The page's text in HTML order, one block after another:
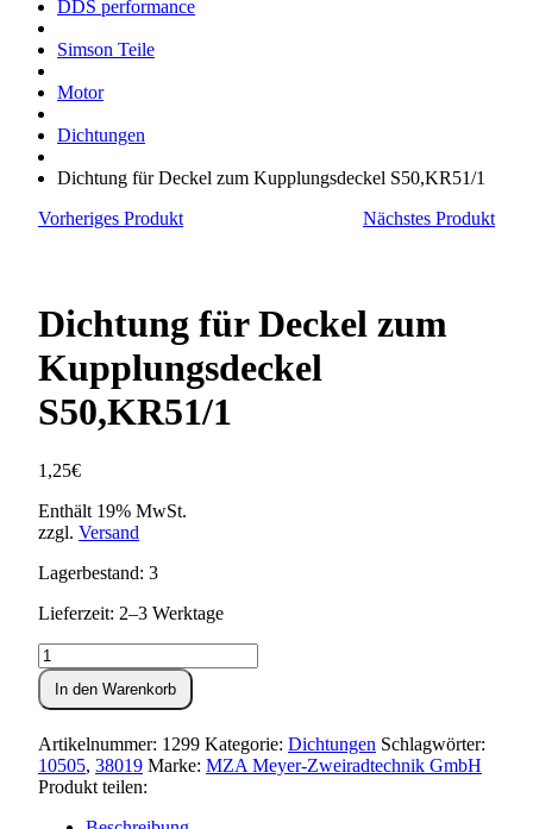
DDS performance
Simson Teile
Motor
Dichtungen
Dichtung für Deckel zum Kupplungsdeckel S50,KR51/1
Vorheriges Produkt
Nächstes Produkt
Dichtung für Deckel zum
Kupplungsdeckel
S50,KR51/1
1,25€
Enthält 19% MwSt.
zzgl. Versand
Lagerbestand: 3
Lieferzeit: 2–3 Werktage
Dichtung
für
Deckel
zum
Kupplungsdeckel
S50,KR51/1
Menge
In den Warenkorb
Artikelnummer: 1299 Kategorie: Dichtungen Schlagwörter:
10505, 38019 Marke: MZA Meyer-Zweiradtechnik GmbH
Produkt teilen: